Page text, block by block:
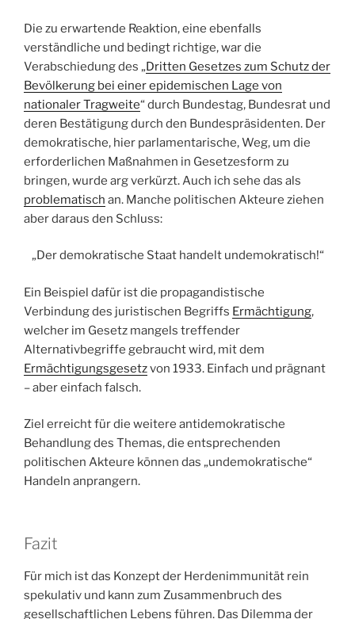
Die zu erwartende Reaktion, eine ebenfalls
verständliche und bedingt richtige, war die
Verabschiedung des „Dritten Gesetzes zum Schutz der
Bevölkerung bei einer epidemischen Lage von
nationaler Tragweite“ durch Bundestag, Bundesrat und
deren Bestätigung durch den Bundespräsidenten. Der
demokratische, hier parlamentarische, Weg, um die
erforderlichen Maßnahmen in Gesetzesform zu
bringen, wurde arg verkürzt. Auch ich sehe das als
problematisch an. Manche politischen Akteure ziehen
aber daraus den Schluss:
„Der demokratische Staat handelt undemokratisch!“
Ein Beispiel dafür ist die propagandistische
Verbindung des juristischen Begriffs Ermächtigung,
welcher im Gesetz mangels treffender
Alternativbegriffe gebraucht wird, mit dem
Ermächtigungsgesetzvon 1933. Einfach und prägnant
– aber einfach falsch.
Ziel erreicht für die weitere antidemokratische
Behandlung des Themas, die entsprechenden
politischen Akteure können das „undemokratische“
Handeln anprangern.
Fazit
Für mich ist das Konzept der Herdenimmunität rein
spekulativ und kann zum Zusammenbruch des
gesellschaftlichen Lebens führen. Das Dilemma der